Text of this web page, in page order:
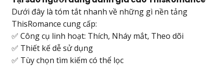
Dưới đây là tóm tắt nhanh về những gì nền tảng
ThisRomance cung cấp:
✅ Công cụ linh hoạt: Thích, Nháy mắt, Theo dõi
✅ Thiết kế dễ sử dụng
✅ Tùy chọn tìm kiếm có thể lọc